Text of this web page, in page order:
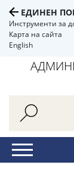
ЕДИНЕН
Инструменти за
Карта на сайта
English